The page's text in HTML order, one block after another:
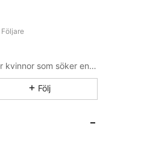
SHEIN Clasi designar eleganta plagg för kvinnor som söker en upphöjd look.
Följ